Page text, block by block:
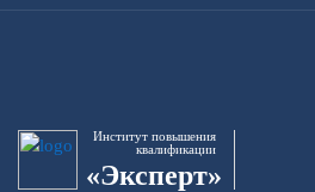
Институт повышения
квалификации
«Эксперт»